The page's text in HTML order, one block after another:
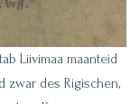
Liivimaa maanteid
zwar des Rigischen,